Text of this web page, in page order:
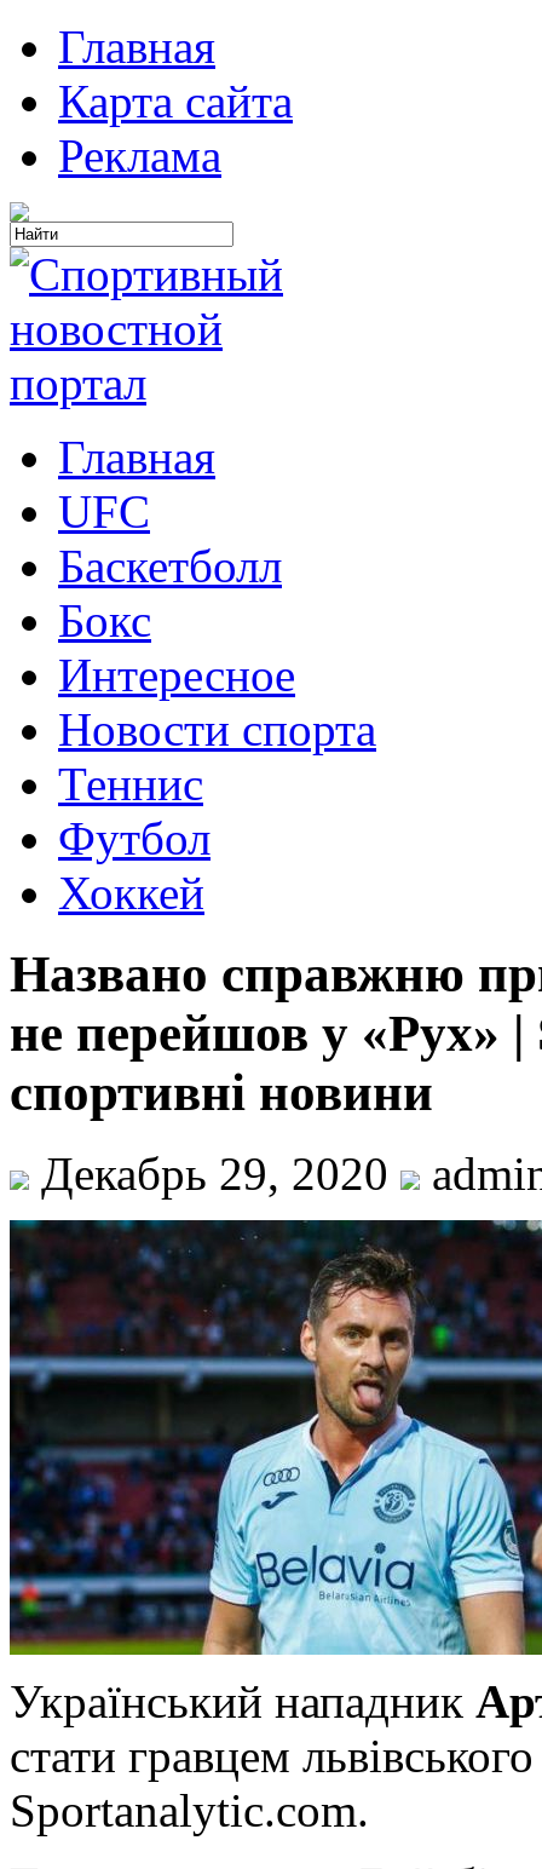
Главная
Карта сайта
Реклама
Главная
UFC
Баскетболл
Бокс
Интересное
Новости спорта
Теннис
Футбол
Хоккей
Названо справжню
не перейшов у «Рух»
спортивні новини
Декабрь 29, 2020
Укрaїнський нападник
стати гравцем
Sportanalytic.com.